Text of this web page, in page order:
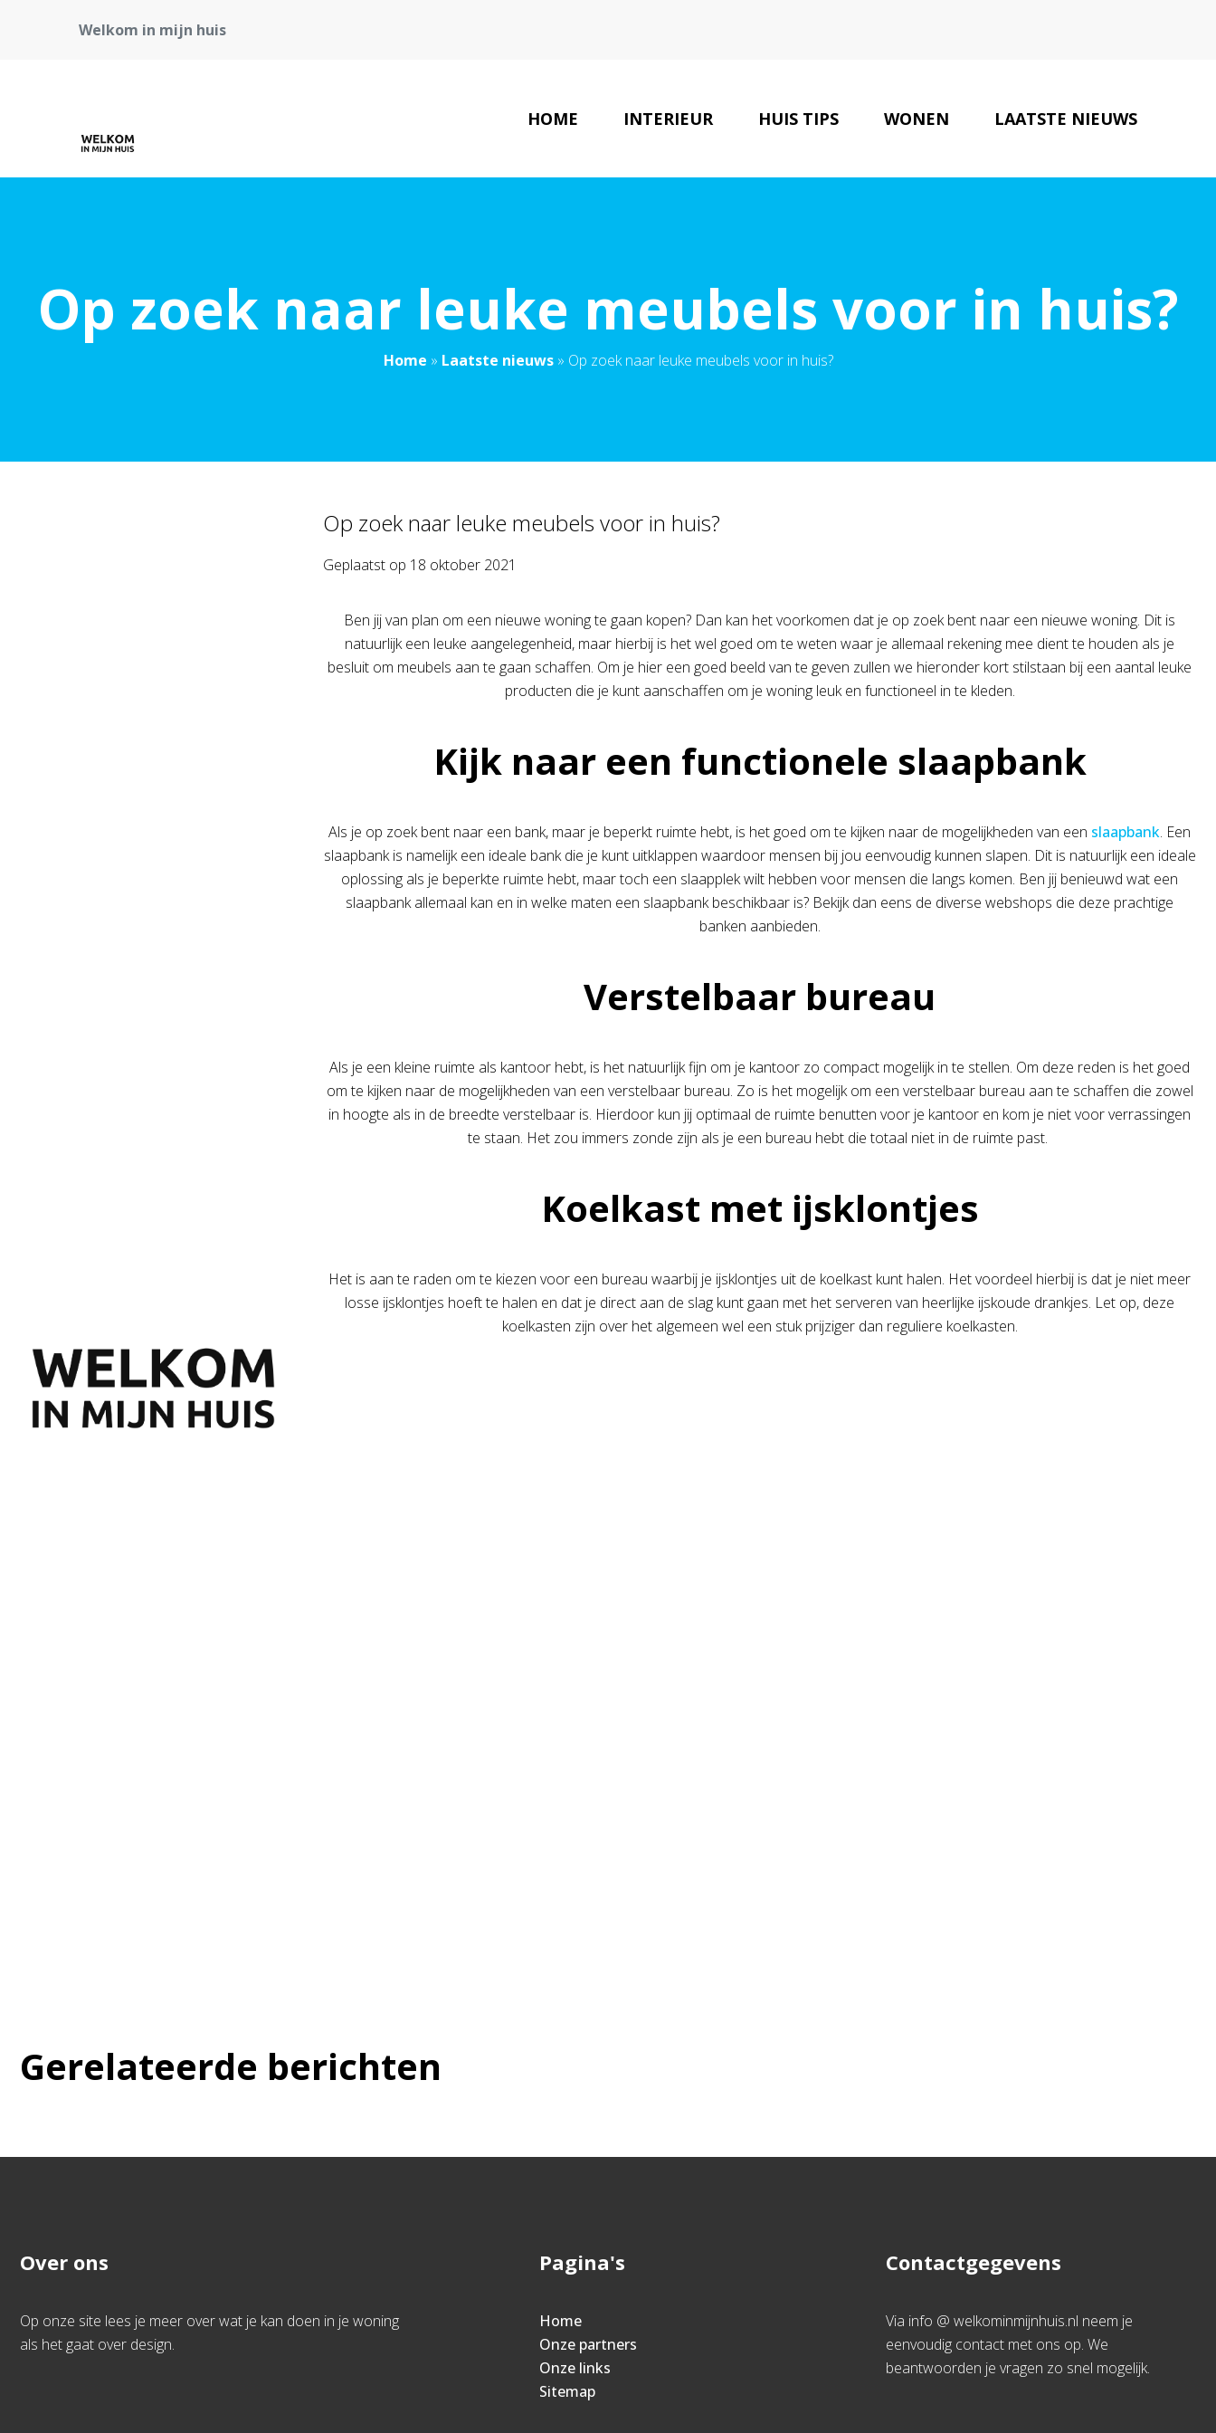
Welkom in mijn huis
HOME INTERIEUR HUIS TIPS WONEN LAATSTE NIEUWS
Op zoek naar leuke meubels voor in huis?
Home » Laatste nieuws» Op zoek naar leuke meubels voor in huis?
Op zoek naar leuke meubels voor in huis?
Geplaatst op 18 oktober 2021
Ben jij van plan om een nieuwe woning te gaan kopen? Dan kan het voorkomen dat je op zoek bent naar een nieuwe woning. Dit is
natuurlijk een leuke aangelegenheid, maar hierbij is het wel goed om te weten waar je allemaal rekening mee dient te houden als je
besluit om meubels aan te gaan schaffen. Om je hier een goed beeld van te geven zullen we hieronder kort stilstaan bij een aantal leuke
producten die je kunt aanschaffen om je woning leuk en functioneel in te kleden.
Kijk naar een functionele slaapbank
Als je op zoek bent naar een bank, maar je beperkt ruimte hebt, is het goed om te kijken naar de mogelijkheden van een slaapbank. Een
slaapbank is namelijk een ideale bank die je kunt uitklappen waardoor mensen bij jou eenvoudig kunnen slapen. Dit is natuurlijk een ideale
oplossing als je beperkte ruimte hebt, maar toch een slaapplek wilt hebben voor mensen die langs komen. Ben jij benieuwd wat een
slaapbank allemaal kan en in welke maten een slaapbank beschikbaar is? Bekijk dan eens de diverse webshops die deze prachtige
banken aanbieden.
Verstelbaar bureau
Als je een kleine ruimte als kantoor hebt, is het natuurlijk fijn om je kantoor zo compact mogelijk in te stellen. Om deze reden is het goed
om te kijken naar de mogelijkheden van een verstelbaar bureau. Zo is het mogelijk om een verstelbaar bureau aan te schaffen die zowel
in hoogte als in de breedte verstelbaar is. Hierdoor kun jij optimaal de ruimte benutten voor je kantoor en kom je niet voor verrassingen
te staan. Het zou immers zonde zijn als je een bureau hebt die totaal niet in de ruimte past.
Koelkast met ijsklontjes
Het is aan te raden om te kiezen voor een bureau waarbij je ijsklontjes uit de koelkast kunt halen. Het voordeel hierbij is dat je niet meer
losse ijsklontjes hoeft te halen en dat je direct aan de slag kunt gaan met het serveren van heerlijke ijskoude drankjes. Let op, deze
koelkasten zijn over het algemeen wel een stuk prijziger dan reguliere koelkasten.
Gerelateerde berichten
Over ons
Op onze site lees je meer over wat je kan doen in je woning
als het gaat over design.
Pagina's
Home
Onze partners
Onze links
Sitemap
Contactgegevens
Via info @ welkominmijnhuis.nl neem je
eenvoudig contact met ons op. We
beantwoorden je vragen zo snel mogelijk.